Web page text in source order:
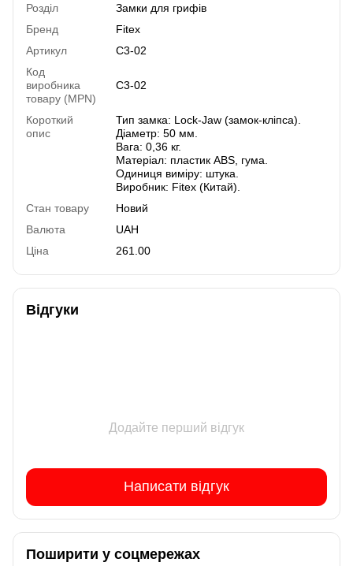
Розділ
Замки для грифів
Бренд
Fitex
Артикул
C3-02
Код
виробника
товару (MPN)
C3-02
Короткий
опис
Тип замка: Lock-Jaw (замок-кліпса).
Діаметр: 50 мм.
Вага: 0,36 кг.
Матеріал: пластик ABS, гума.
Одиниця виміру: штука.
Виробник: Fitex (Китай).
Стан товару
Новий
Валюта
UAH
Ціна
261.00
Відгуки
Додайте перший відгук
Написати відгук
Поширити у соцмережах